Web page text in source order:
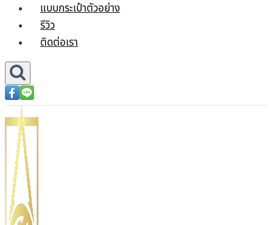
แบบกระเป๋าตัวอย่าง
รีวิว
ติดต่อเรา